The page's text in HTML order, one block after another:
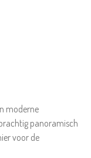
moderne
panoramisch
voor de